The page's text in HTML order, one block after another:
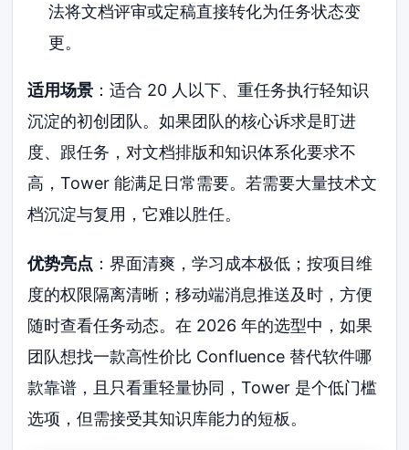
法将文档评审或定稿直接转化为任务状态变
更。
适用场景 ：适合 20 人以下、重任务执行轻知识
沉淀的初创团队。如果团队的核心诉求是盯进
度、跟任务，对文档排版和知识体系化要求不
高，Tower 能满足日常需要。若需要大量技术文
档沉淀与复用，它难以胜任。
优势亮点 ：界面清爽，学习成本极低；按项目维
度的权限隔离清晰；移动端消息推送及时，方便
随时查看任务动态。在 2026 年的选型中，如果
团队想找一款高性价比 Confluence 替代软件哪
款靠谱，且只看重轻量协同，Tower 是个低门槛
选项，但需接受其知识库能力的短板。